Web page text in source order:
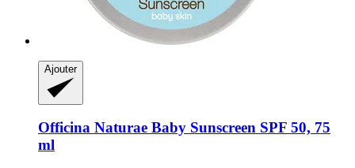
Ajouter
Officina Naturae Baby Sunscreen SPF 50, 75
ml